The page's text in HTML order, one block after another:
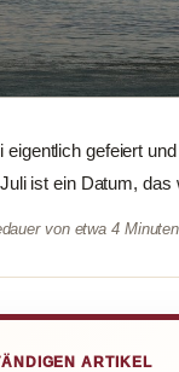
gefeiert
ist ein Datum,
von etwa 4
ARTIKEL